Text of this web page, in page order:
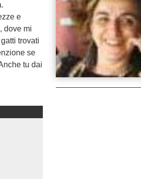
e
dove mi
trovati
se
tu dai